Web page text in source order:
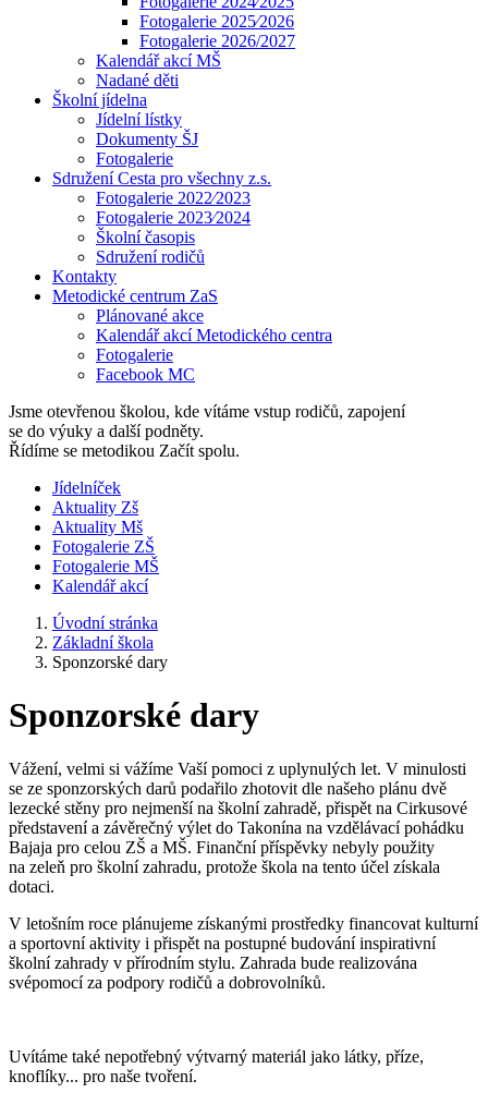
Fotogalerie 2025⁄2026
Fotogalerie 2026/2027
Kalendář akcí MŠ
Nadané děti
Školní jídelna
Jídelní lístky
Dokumenty ŠJ
Fotogalerie
Sdružení Cesta pro všechny z.s.
Fotogalerie 2022⁄2023
Fotogalerie 2023⁄2024
Školní časopis
Sdružení rodičů
Kontakty
Metodické centrum ZaS
Plánované akce
Kalendář akcí Metodického centra
Fotogalerie
Facebook MC
Jsme otevřenou školou, kde vítáme vstup rodičů, zapojení
se do výuky a další podněty.
Řídíme se metodikou Začít spolu.
Jídelníček
Aktuality Zš
Aktuality Mš
Fotogalerie ZŠ
Fotogalerie MŠ
Kalendář akcí
Úvodní stránka
Základní škola
Sponzorské dary
Sponzorské dary
Vážení, velmi si vážíme Vaší pomoci z uplynulých let. V minulosti
se ze sponzorských darů podařilo zhotovit dle našeho plánu dvě
lezecké stěny pro nejmenší na školní zahradě, přispět na Cirkusové
představení a závěrečný výlet do Takonína na vzdělávací pohádku
Bajaja pro celou ZŠ a MŠ. Finanční příspěvky nebyly použity
na zeleň pro školní zahradu, protože škola na tento účel získala
dotaci.
V letošním roce plánujeme získanými prostředky financovat kulturní
a sportovní aktivity i přispět na postupné budování inspirativní
školní zahrady v přírodním stylu. Zahrada bude realizována
svépomocí za podpory rodičů a dobrovolníků.
Uvítáme také nepotřebný výtvarný materiál jako látky, příze,
knoflíky... pro naše tvoření.